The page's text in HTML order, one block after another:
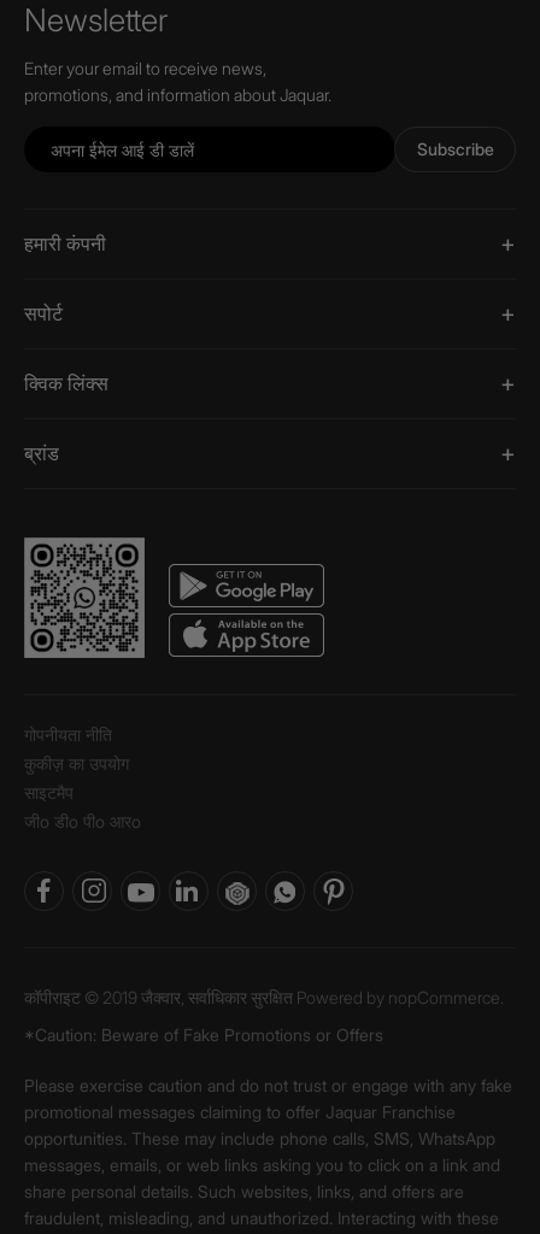
Newsletter
Enter your email to receive news,
promotions, and information about Jaquar.
Subscribe
हमारी कंपनी
सपोर्ट
क्विक लिंक्स
ब्रांड
गोपनीयता नीति
कुकीज़ का उपयोग
साइटमैप
जीo डीo पीo आरo
कॉपीराइट © 2019 जैक्वार, सर्वाधिकार सुरक्षित Powered by nopCommerce.
*Caution: Beware of Fake Promotions or Offers
Please exercise caution and do not trust or engage with any fake
promotional messages claiming to offer Jaquar Franchise
opportunities. These may include phone calls, SMS, WhatsApp
messages, emails, or web links asking you to click on a link and
share personal details. Such websites, links, and offers are
fraudulent, misleading, and unauthorized. Interacting with these